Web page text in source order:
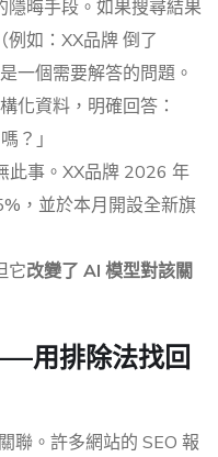
晦手段。如果搜尋結果
如：XX品牌 倒了
一個需要解答的問題。
化資料，明確回答：
？」
此事。XX品牌 2026 年
，並於本月開設全新旗
它改變了 AI 模型對該關
用排除法找回
聯。許多網站的 SEO 報